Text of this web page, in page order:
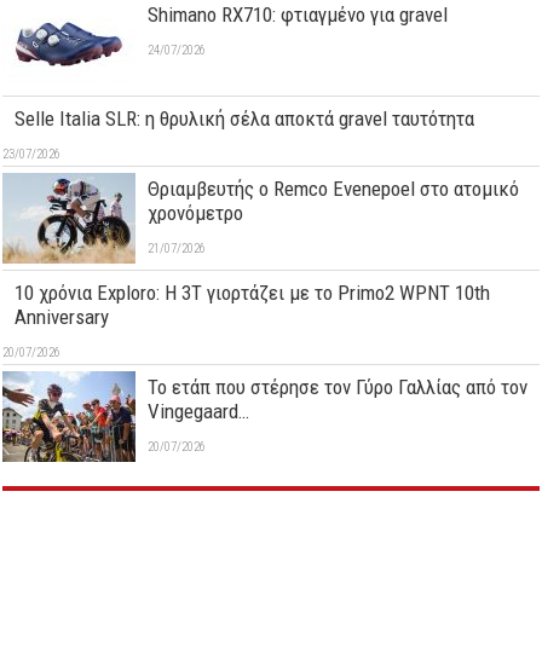
Shimano RX710: φτιαγμένο για gravel
24/07/2026
Selle Italia SLR: η θρυλική σέλα αποκτά gravel ταυτότητα
23/07/2026
Θριαμβευτής ο Remco Evenepoel στο ατομικό
χρονόμετρο
21/07/2026
10 χρόνια Exploro: Η 3T γιορτάζει με το Primo2 WPNT 10th
Anniversary
20/07/2026
Το ετάπ που στέρησε τον Γύρο Γαλλίας από τον
Vingegaard…
20/07/2026